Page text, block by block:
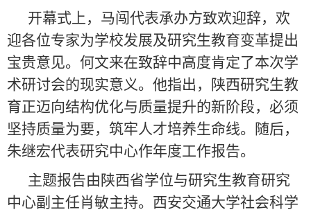
开幕式上，马闯代表承办方致欢迎辞，欢
迎各位专家为学校发展及研究生教育变革提出
宝贵意见。何文来在致辞中高度肯定了本次学
术研讨会的现实意义。他指出，陕西研究生教
育正迈向结构优化与质量提升的新阶段，必须
坚持质量为要，筑牢人才培养生命线。随后，
朱继宏代表研究中心作年度工作报告。
主题报告由陕西省学位与研究生教育研究
中心副主任肖敏主持。西安交通大学社会科学